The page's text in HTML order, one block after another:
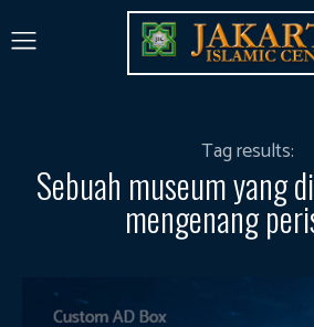
Tag results:
Sebuah museum yang
mengenang